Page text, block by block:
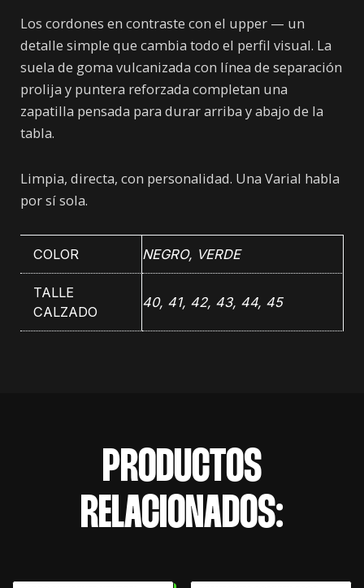
Los cordones en contraste con el upper — un
detalle simple que cambia todo el perfil visual. La
suela de goma vulcanizada con línea de separación
prolija y puntera reforzada completan una
zapatilla pensada para durar arriba y abajo de la
tabla.
Limpia, directa, con personalidad. Una Varial habla
por sí sola.
COLOR NEGRO, VERDE
TALLE
CALZADO
40, 41, 42, 43, 44, 45
PRODUCTOS
RELACIONADOS: